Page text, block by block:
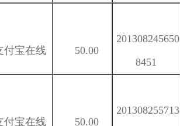
付宝在线 50.00
201308245650
8451
付宝在线 50.00
201308255713